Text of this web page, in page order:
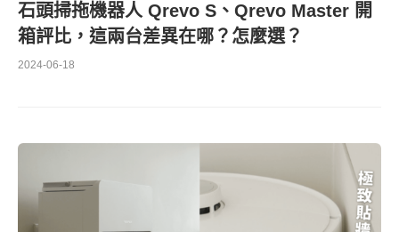
石頭掃拖機器人 Qrevo S、Qrevo Master 開
箱評比，這兩台差異在哪？怎麼選？
2024-06-18